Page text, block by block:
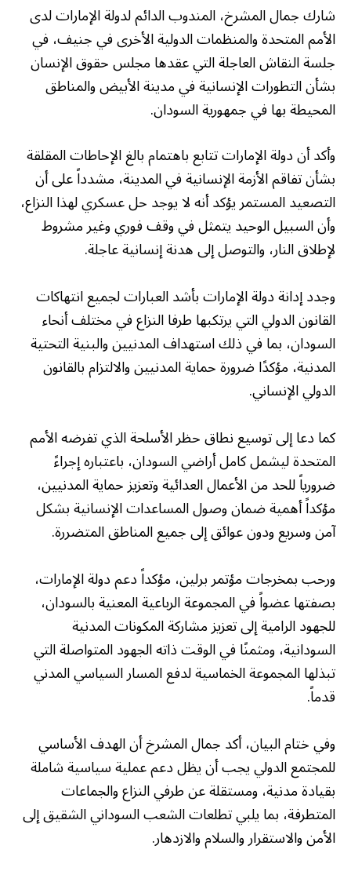
شارك جمال المشرخ، المندوب الدائم لدولة الإمارات لدى
الأمم المتحدة والمنظمات الدولية الأخرى في جنيف، في
جلسة النقاش العاجلة التي عقدها مجلس حقوق الإنسان
بشأن التطورات الإنسانية في مدينة الأبيض والمناطق
المحيطة بها في جمهورية السودان.
وأكد أن دولة الإمارات تتابع باهتمام بالغ الإحاطات المقلقة
بشأن تفاقم الأزمة الإنسانية في المدينة، مشدداً على أن
التصعيد المستمر يؤكد أنه لا يوجد حل عسكري لهذا النزاع،
وأن السبيل الوحيد يتمثل في وقف فوري وغير مشروط
لإطلاق النار، والتوصل إلى هدنة إنسانية عاجلة.
وجدد إدانة دولة الإمارات بأشد العبارات لجميع انتهاكات
القانون الدولي التي يرتكبها طرفا النزاع في مختلف أنحاء
السودان، بما في ذلك استهداف المدنيين والبنية التحتية
المدنية، مؤكدًا ضرورة حماية المدنيين والالتزام بالقانون
الدولي الإنساني.
كما دعا إلى توسيع نطاق حظر الأسلحة الذي تفرضه الأمم
المتحدة ليشمل كامل أراضي السودان، باعتباره إجراءً
ضرورياً للحد من الأعمال العدائية وتعزيز حماية المدنيين،
مؤكداً أهمية ضمان وصول المساعدات الإنسانية بشكل
آمن وسريع ودون عوائق إلى جميع المناطق المتضررة.
ورحب بمخرجات مؤتمر برلين، مؤكداً دعم دولة الإمارات،
بصفتها عضواً في المجموعة الرباعية المعنية بالسودان،
للجهود الرامية إلى تعزيز مشاركة المكونات المدنية
السودانية، ومثمنًا في الوقت ذاته الجهود المتواصلة التي
تبذلها المجموعة الخماسية لدفع المسار السياسي المدني
قدماً.
وفي ختام البيان، أكد جمال المشرخ أن الهدف الأساسي
للمجتمع الدولي يجب أن يظل دعم عملية سياسية شاملة
بقيادة مدنية، ومستقلة عن طرفي النزاع والجماعات
المتطرفة، بما يلبي تطلعات الشعب السوداني الشقيق إلى
الأمن والاستقرار والسلام والازدهار.